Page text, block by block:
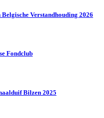
Verstandhouding 2026
Fondclub
Bilzen 2025